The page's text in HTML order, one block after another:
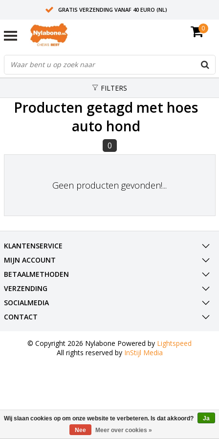
GRATIS VERZENDING VANAF 40 EURO (NL)
0
FILTERS
Producten getagd met hoes
auto hond
0
Geen producten gevonden!...
KLANTENSERVICE
MIJN ACCOUNT
BETAALMETHODEN
VERZENDING
SOCIALMEDIA
CONTACT
© Copyright 2026 Nylabone Powered by Lightspeed
All rights reserved by InStijl Media
Wij slaan cookies op om onze website te verbeteren. Is dat akkoord?
Ja
Nee
Meer over cookies »